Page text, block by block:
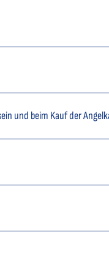
und beim Kauf der